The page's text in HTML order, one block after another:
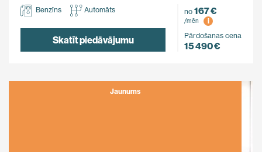
Benzīns Automāts
Skatīt piedāvājumu
no 167 €
/mēn
i
Pārdošanas cena
15 490 €
Jaunums